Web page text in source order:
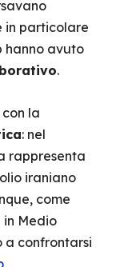
in particolare
hanno avuto
.
la
: nel
rappresenta
iraniano
come
in Medio
a confrontarsi